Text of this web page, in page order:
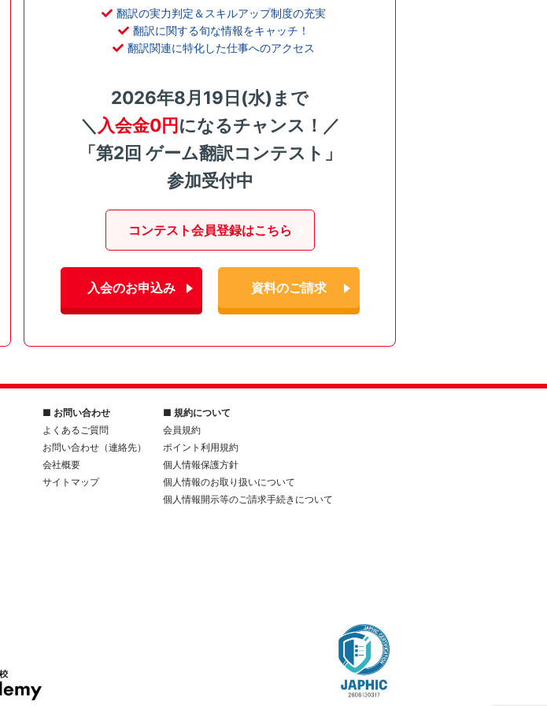
翻訳の実力判定＆スキルアップ制度の充実
翻訳に関する旬な情報をキャッチ！
翻訳関連に特化した仕事へのアクセス
2026年8月19日(水)まで
＼ 入会金0円になるチャンス！／
「第2回 ゲーム翻訳コンテスト」
参加受付中
コンテスト会員登録はこちら
入会のお申込み 資料のご請求
■ お問い合わせ
よくあるご質問
お問い合わせ（連絡先）
会社概要
サイトマップ
■ 規約について
会員規約
ポイント利用規約
個人情報保護方針
個人情報のお取り扱いについて
個人情報開示等のご請求手続きについて